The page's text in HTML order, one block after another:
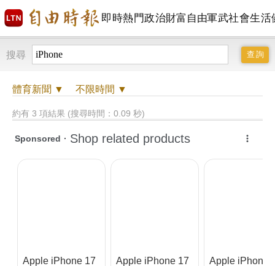
即時熱門政治財富自由軍武社會生活
搜尋
體育新聞 ▼ 不限時間 ▼
約有 3 項結果 (搜尋時間：0.09 秒)